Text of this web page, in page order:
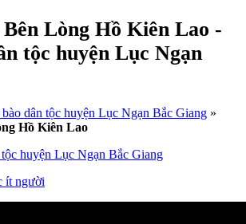
Lòng Hồ Kiên Lao -
tộc huyện Lục Ngạn
dân tộc huyện Lục Ngạn Bắc Giang »
Hồ Kiên Lao
huyện Lục Ngạn Bắc Giang
ít người